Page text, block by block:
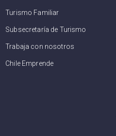
Turismo Familiar
Subsecretaría de Turismo
Trabaja con nosotros
Chile Emprende